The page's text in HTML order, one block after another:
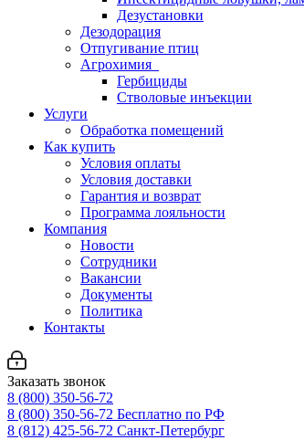
Дезустановки
Дезодорация
Отпугивание птиц
Агрохимия
Гербициды
Стволовые инъекции
Услуги
Обработка помещений
Как купить
Условия оплаты
Условия доставки
Гарантия и возврат
Программа лояльности
Компания
Новости
Сотрудники
Вакансии
Документы
Политика
Контакты
Заказать звонок
8 (800) 350-56-72
8 (800) 350-56-72 Бесплатно по РФ
8 (812) 425-56-72 Санкт-Петербург